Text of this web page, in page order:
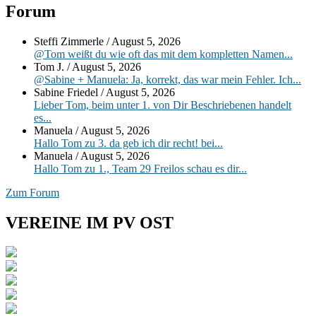
Primärer
Widgetbereich
Forum
Steffi Zimmerle /August 5, 2026
@Tom weißt du wie oft das mit dem kompletten Namen...
Tom J. /August 5, 2026
@Sabine + Manuela: Ja, korrekt, das war mein Fehler. Ich...
Sabine Friedel /August 5, 2026
Lieber Tom, beim unter 1. von Dir Beschriebenen handelt
es...
Manuela /August 5, 2026
Hallo Tom zu 3. da geb ich dir recht! bei...
Manuela /August 5, 2026
Hallo Tom zu 1., Team 29 Freilos schau es dir...
Zum Forum
VEREINE IM PV OST